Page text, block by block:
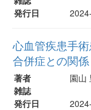
発行日
心血管疾患手
合併症との関
著者
園山
雑誌
発行日